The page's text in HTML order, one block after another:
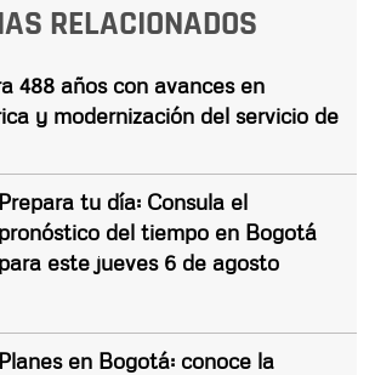
RELACIONADOS
488 años con avances en
y modernización del servicio de
Prepara tu día: Consula el
pronóstico del tiempo en Bogotá
para este jueves 6 de agosto
Planes en Bogotá: conoce la